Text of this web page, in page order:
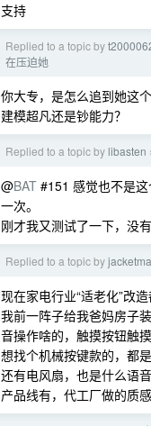
支持
Replied to a topic by
在压迫她
你大专，是怎么追到她这
建模超凡还是钞能力？
Replied to a topic by libasten ›
@BAT #151 感觉也不是
一次。
刚才我又测试了一下，没
Replied to a topic byjacketma
现在家电行业“适老化”改造
我前一阵子给我爸妈房子
音操作啥的，触摸按钮触
想找个机械按键款的，都
还有电风扇，也是什么语
产品线有，代工厂做的质